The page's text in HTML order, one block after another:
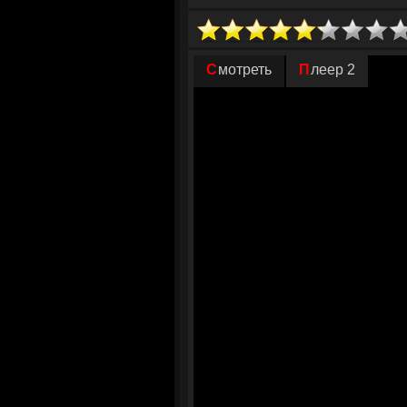
К Надиной радости мужчина
— через небольшое количество
них начнется новая, интересная
по северной Швеции. Отправившись в
Смотреть Плеер 2